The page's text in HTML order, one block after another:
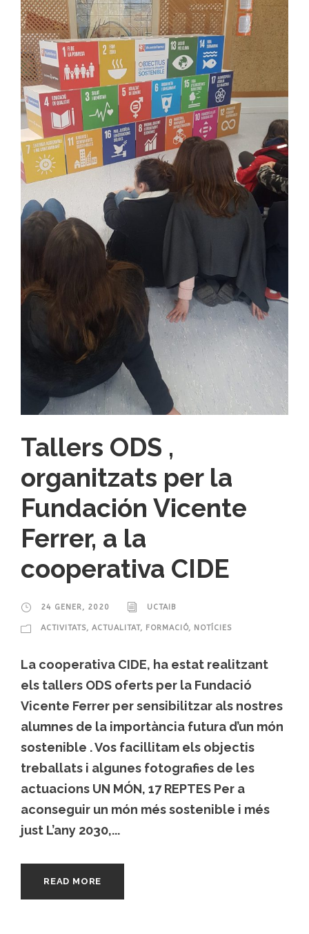
Tallers ODS ,
organitzats per la
Fundación Vicente
Ferrer, a la
cooperativa CIDE
24 GENER, 2020 UCTAIB
ACTIVITATS, ACTUALITAT, FORMACIÓ, NOTÍCIES
La cooperativa CIDE, ha estat realitzant
els tallers ODS oferts per la Fundació
Vicente Ferrer per sensibilitzar als nostres
alumnes de la importància futura d’un món
sostenible . Vos facillitam els objectis
treballats i algunes fotografies de les
actuacions UN MÓN, 17 REPTES Per a
aconseguir un món més sostenible i més
just L’any 2030,...
READ MORE